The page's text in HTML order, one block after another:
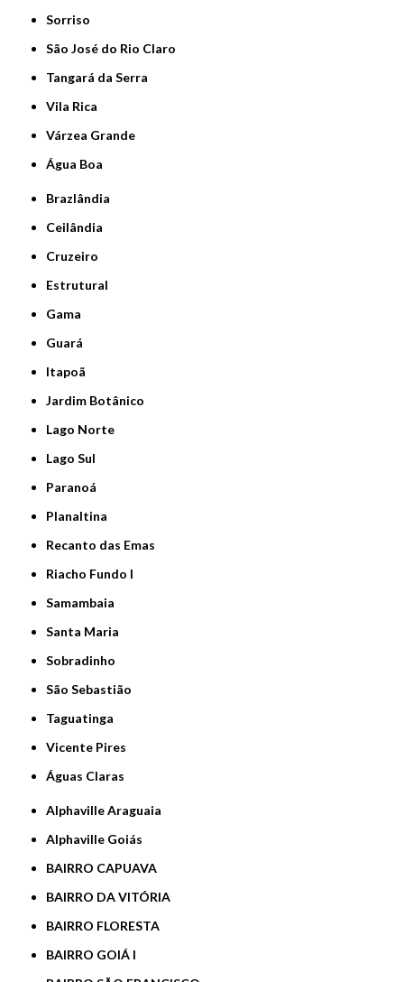
Sorriso
São José do Rio Claro
Tangará da Serra
Vila Rica
Várzea Grande
Água Boa
Brazlândia
Ceilândia
Cruzeiro
Estrutural
Gama
Guará
Itapoã
Jardim Botânico
Lago Norte
Lago Sul
Paranoá
Planaltina
Recanto das Emas
Riacho Fundo I
Samambaia
Santa Maria
Sobradinho
São Sebastião
Taguatinga
Vicente Pires
Águas Claras
Alphaville Araguaia
Alphaville Goiás
BAIRRO CAPUAVA
BAIRRO DA VITÓRIA
BAIRRO FLORESTA
BAIRRO GOIÁ I